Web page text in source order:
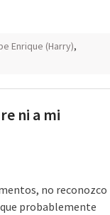
Enrique (Harry),
ni a mi
no reconozco
probablemente